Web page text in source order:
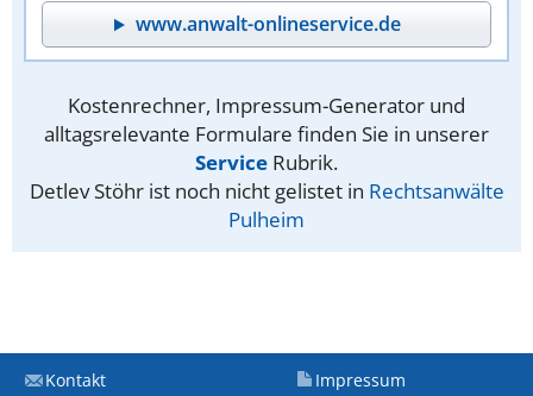
www.anwalt-onlineservice.de
Kostenrechner, Impressum-Generator und
alltagsrelevante Formulare finden Sie in unserer
Service Rubrik.
Detlev Stöhr ist noch nicht gelistet in Rechtsanwälte
Pulheim
Kontakt Impressum